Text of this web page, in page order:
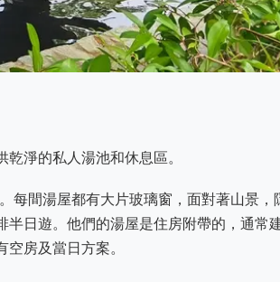
淨的私人湯池和休息區。
每間湯屋都有大片玻璃窗，面對著山景，
日遊。他們的湯屋是住房附帶的，通常
房及當日方案。